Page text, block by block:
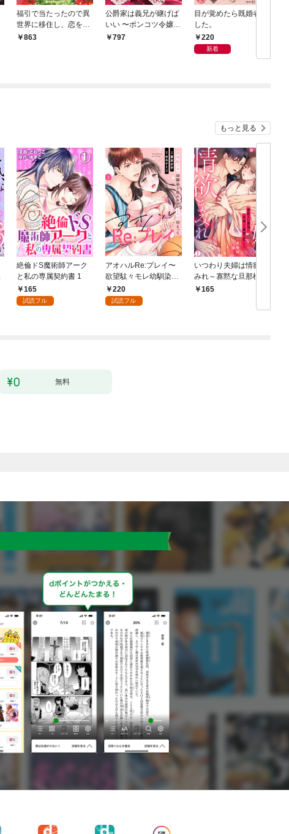
福引で当たったので異
世界に移住し、恋をし
ました（1）【電子限
863
公爵家は義兄が継げば
いい 〜ポンコツ令嬢の
悪女計画〜 1【電子限
797
目が覚めたら既婚者で
した。
220
新着
もっと見る
絶倫ドS魔術師アーク
と私の専属契約書 1
165
試読フル
アオハルRe:プレイ〜
欲望駄々モレ幼馴染と
焦れキュンとろ甘初え
っち〜（１）
220
試読フル
いつわり夫婦は情欲ま
みれ～寡黙な旦那様は
花嫁への溺愛を隠して
165
無料